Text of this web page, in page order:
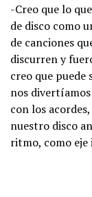
-Creo que lo
de disco como
de canciones
discurren y
creo que puede
nos
con los
nuestro disco
ritmo, como eje